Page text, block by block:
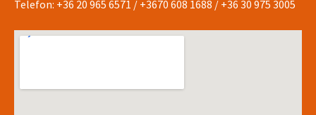
Telefon: +36 20 965 6571 / +3670 608 1688 / +36 30 975 3005